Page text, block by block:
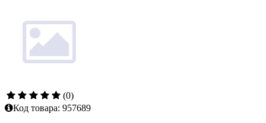
(0)
Код товара: 957689